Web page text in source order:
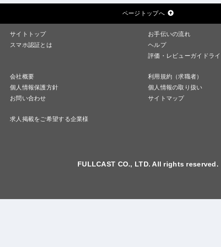
ページトップへ
サイトトップ
お手伝いの流れ
スマホ認証とは
ヘルプ
評価・レビューガイドラ
会社概要
利用規約（求職者）
個人情報保護方針
個人情報の取り扱い
お問い合わせ
サイトマップ
求人掲載をご希望する企業様
FULLCAST CO., LTD. All rights reserved.